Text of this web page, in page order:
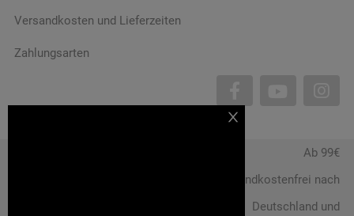
Versandkosten und Lieferzeiten
Zahlungsarten
Ab 99€
versandkostenfrei nach
Deutschland und